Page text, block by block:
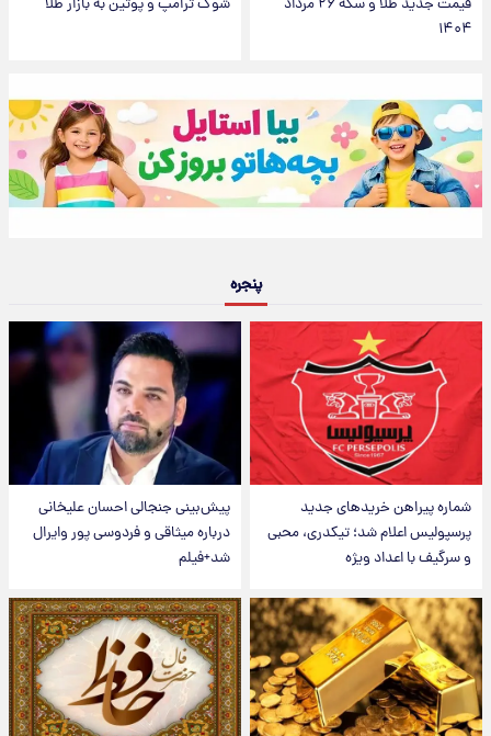
قیمت جدید طلا و سکه ۲۶ مرداد
۱۴۰۴
شوک ترامپ و پوتین به بازار طلا
پنجره
شماره پیراهن خریدهای جدید
پرسپولیس اعلام شد؛ تیکدری، محبی
و سرگیف با اعداد ویژه
پیش‌بینی جنجالی احسان علیخانی
درباره میثاقی و فردوسی پور وایرال
شد+فیلم